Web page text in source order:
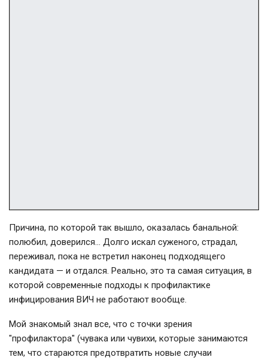
Причина, по которой так вышло, оказалась банальной:
полюбил, доверился… Долго искал суженого, страдал,
переживал, пока не встретил наконец подходящего
кандидата — и отдался. Реально, это та самая ситуация, в
которой современные подходы к профилактике
инфицирования ВИЧ не работают вообще.
Мой знакомый знал все, что с точки зрения
"профилактора" (чувака или чувихи, которые занимаются
тем, что стараются предотвратить новые случаи